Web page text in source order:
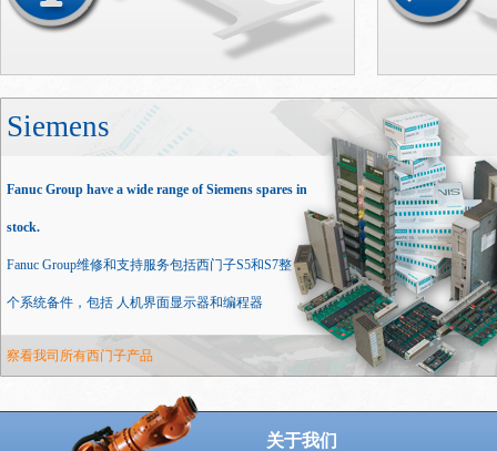
Siemens
Fanuc Group have a wide range of Siemens spares in
stock.
Fanuc Group维修和支持服务包括西门子S5和S7整
个系统备件，包括 人机界面显示器和编程器
察看我司所有西门子产品
关于我们